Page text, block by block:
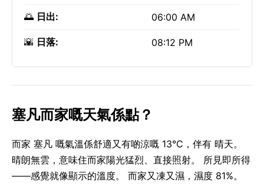
🌅 日出: 06:00 AM
🌇 日落: 08:12 PM
塞凡而家嘅天氣係點？
而家 塞凡 嘅氣溫係舒適又有啲涼嘅 13°C，伴有 晴天。
晴朗無雲，意味住而家陽光猛烈、直接照射。 所見即所得
——感覺就像顯示的溫度。 而家又凍又濕，濕度 81%。